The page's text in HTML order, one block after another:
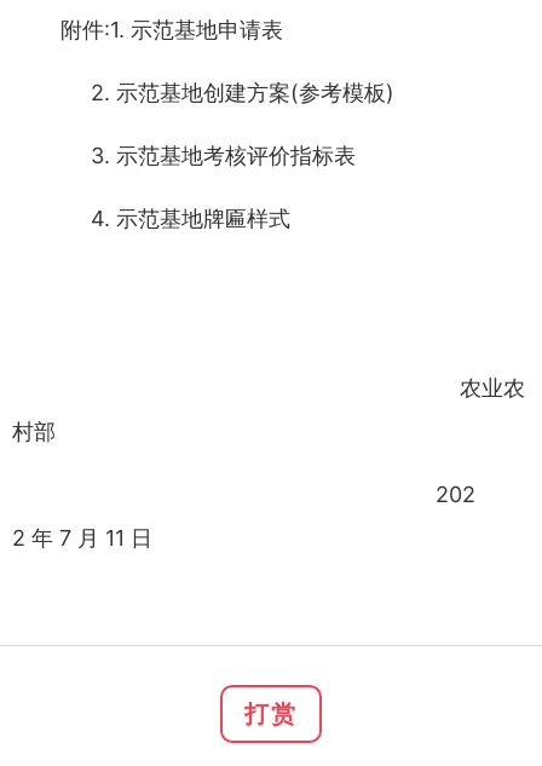
附件:1. 示范基地申请表
2. 示范基地创建方案(参考模板)
3. 示范基地考核评价指标表
4. 示范基地牌匾样式
农业农
村部
202
2 年 7 月 11 日
打赏